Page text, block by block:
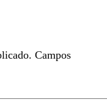
Campos